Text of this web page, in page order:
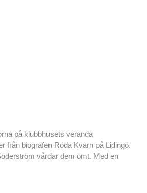
på klubbhusets veranda
från biografen Röda Kvarn på Lidingö.
vårdar dem ömt. Med en